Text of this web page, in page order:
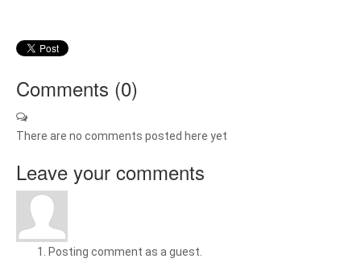
Comments (0)
There are no comments posted here yet
Leave your comments
Posting comment as a guest.